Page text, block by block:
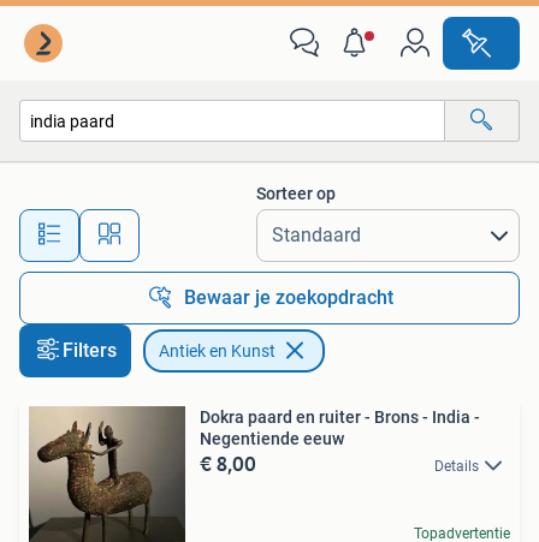
Alle afstanden…
Sorteer op
Bewaar je zoekopdracht
Filters Antiek en Kunst
Dokra paard en ruiter - Brons - India -
Negentiende eeuw
€ 8,00 Details
Topadvertentie